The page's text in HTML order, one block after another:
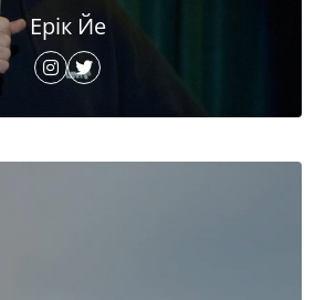
Ерік Йе